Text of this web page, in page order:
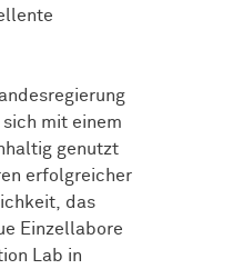
mit einem
genutzt
erfolgreicher
das
Einzellabore
Lab in